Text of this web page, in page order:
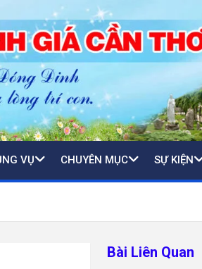
VỤ CHUYÊN MỤC SỰ KIỆN
Bài Liên Quan